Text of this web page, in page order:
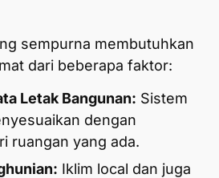
sempurna membutuhkan
dari beberapa faktor:
Letak Bangunan: Sistem
dengan
ruangan yang ada.
Iklim local dan juga